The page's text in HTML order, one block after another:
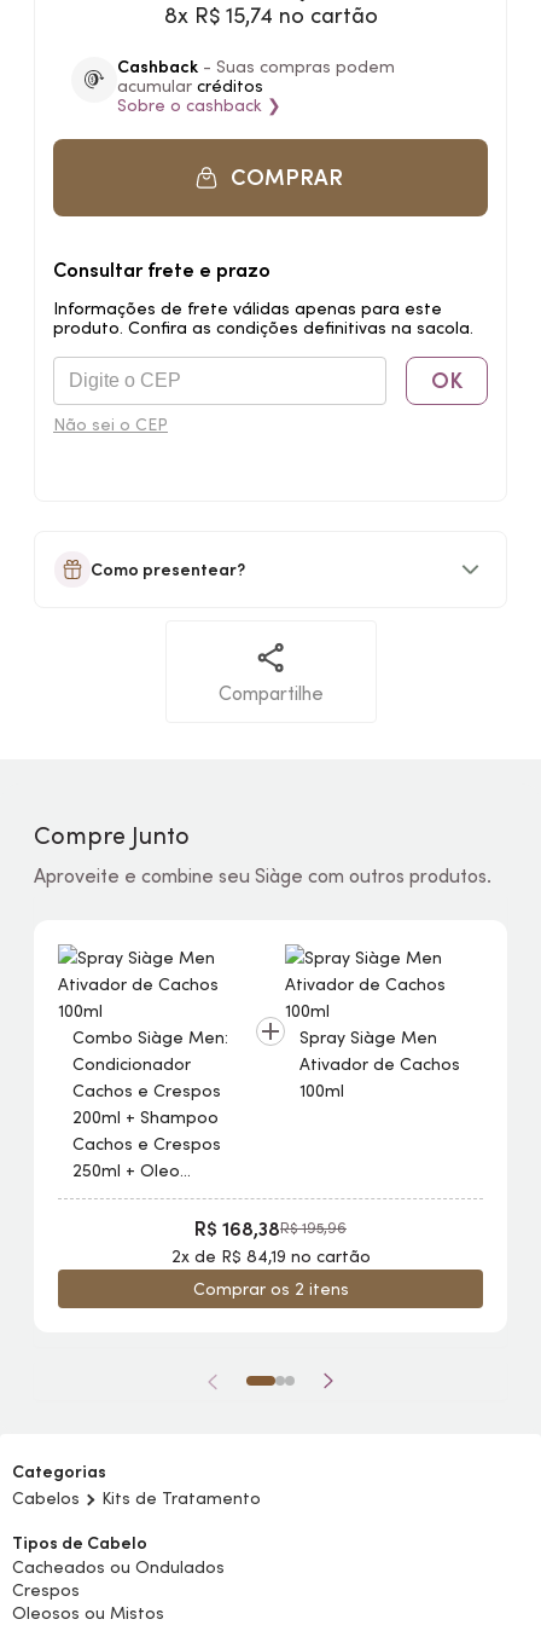
8x R$ 15,74 no cartão
Cashback - Suas compras podem
acumular créditos
Sobre o cashback ❯
COMPRAR
Consultar frete e prazo
Informações de frete válidas apenas para este
produto. Confira as condições definitivas na sacola.
OK
Não sei o CEP
Como presentear?
Compartilhe
Compre Junto
Aproveite e combine seu Siàge com outros produtos.
Combo Siàge Men:
Condicionador
Cachos e Crespos
200ml + Shampoo
Cachos e Crespos
250ml + Oleo
Capilar Cachos e
Spray Siàge Men
Ativador de Cachos
100ml
R$ 195,96
R$ 168,38
2x de R$ 84,19 no cartão
Comprar os 2 itens
Categorias
Cabelos
Kits de Tratamento
Tipos de Cabelo
Cacheados ou Ondulados
Crespos
Oleosos ou Mistos